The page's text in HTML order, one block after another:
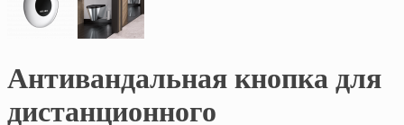
Антивандальная кнопка для
дистанционного